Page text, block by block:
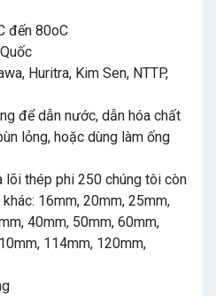
đến 80oC
Huritra, Kim Sen, NTTP,
để dẫn nước, dẫn hóa chất
lỏng, hoặc dùng làm ống
lõi thép phi 250 chúng tôi còn
16mm, 20mm, 25mm,
40mm, 50mm, 60mm,
114mm, 120mm,